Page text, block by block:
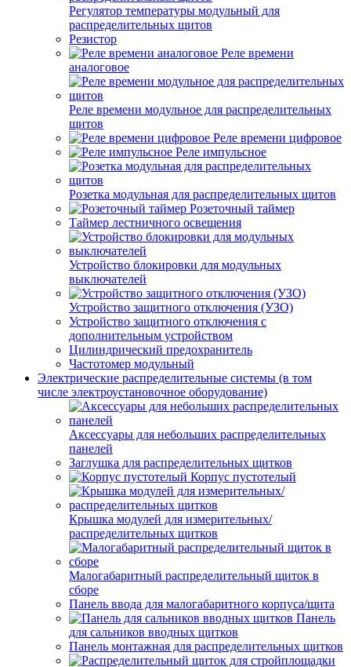
Регулятор температуры модульный для
распределительных щитов
Резистор
Реле времени
аналоговое
Реле времени модульное для распределительных
щитов
Реле времени цифровое
Реле импульсное
Розетка модульная для распределительных щитов
Розеточный таймер
Таймер лестничного освещения
Устройство блокировки для модульных
выключателей
Устройство защитного отключения (УЗО)
Устройство защитного отключения с
дополнительным устройством
Цилиндрический предохранитель
Частотомер модульный
Электрические распределительные системы (в том
числе электроустановочное оборудование)
Аксессуары для небольших распределительных
панелей
Заглушка для распределительных щитков
Корпус пустотелый
Крышка модулей для измерительных/
распределительных щитков
Малогабаритный распределительный щиток в
сборе
Панель ввода для малогабаритного корпуса/щита
Панель
для сальников вводных щитков
Панель монтажная для распределительных щитков